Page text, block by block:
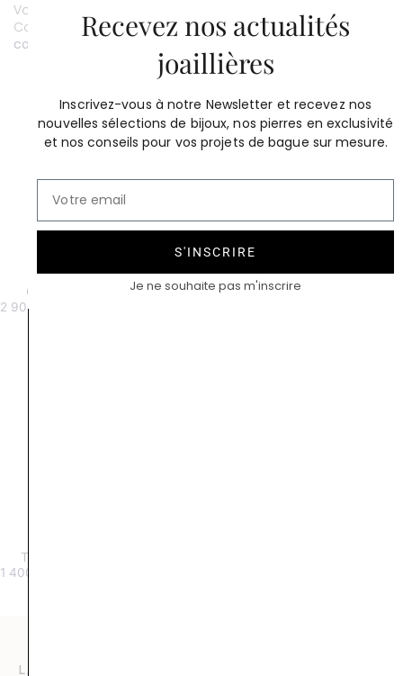
Vous souhaitez personnaliser ce bijou ?
Contactez-nous au01 53 81 69 08
contact@compagniedesgemmes.com
GriGri diamant 0,40 carat
2 900
Talisman or blanc 0,20 carat
Talisman or rose 0,20 carat
1 400
LA COMPAGNIE DES GEMMES
Recevez nos actualités
joaillières
Inscrivez-vous à notre Newsletter et recevez nos
nouvelles sélections de bijoux, nos pierres en exclusivité
et nos conseils pour vos projets de bague sur mesure.
S'INSCRIRE
Je ne souhaite pas m'inscrire